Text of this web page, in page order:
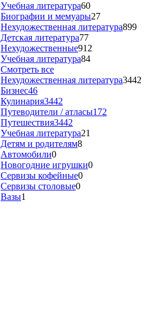
Учебная литература60
Биографии и мемуары27
Нехудожественная литература899
Детская литература77
Нехудожественные912
Учебная литература84
Смотреть все
Нехудожественная литература3442
Бизнес46
Кулинария3442
Путеводители / атласы172
Путешествия3442
Учебная литература21
Детям и родителям8
Автомобили0
Новогодние игрушки0
Сервизы кофейные0
Сервизы столовые0
Вазы1